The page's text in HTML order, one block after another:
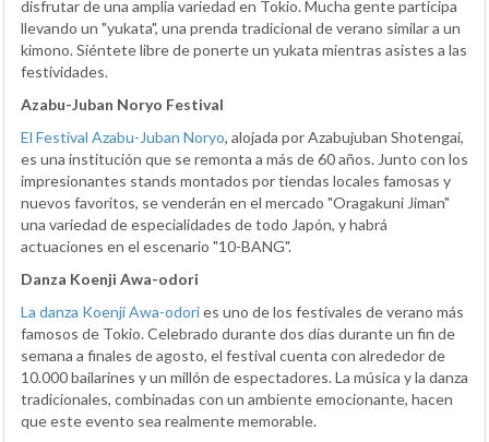
disfrutar de una amplia variedad en Tokio. Mucha gente participa
llevando un "yukata", una prenda tradicional de verano similar a un
kimono. Siéntete libre de ponerte un yukata mientras asistes a las
festividades.
Azabu-Juban Noryo Festival
El Festival Azabu-Juban Noryo, alojada por Azabujuban Shotengai,
es una institución que se remonta a más de 60 años. Junto con los
impresionantes stands montados por tiendas locales famosas y
nuevos favoritos, se venderán en el mercado "Oragakuni Jiman"
una variedad de especialidades de todo Japón, y habrá
actuaciones en el escenario "10-BANG".
Danza Koenji Awa-odori
La danza Koenji Awa-odories uno de los festivales de verano más
famosos de Tokio. Celebrado durante dos días durante un fin de
semana a finales de agosto, el festival cuenta con alrededor de
10.000 bailarines y un millón de espectadores. La música y la danza
tradicionales, combinadas con un ambiente emocionante, hacen
que este evento sea realmente memorable.